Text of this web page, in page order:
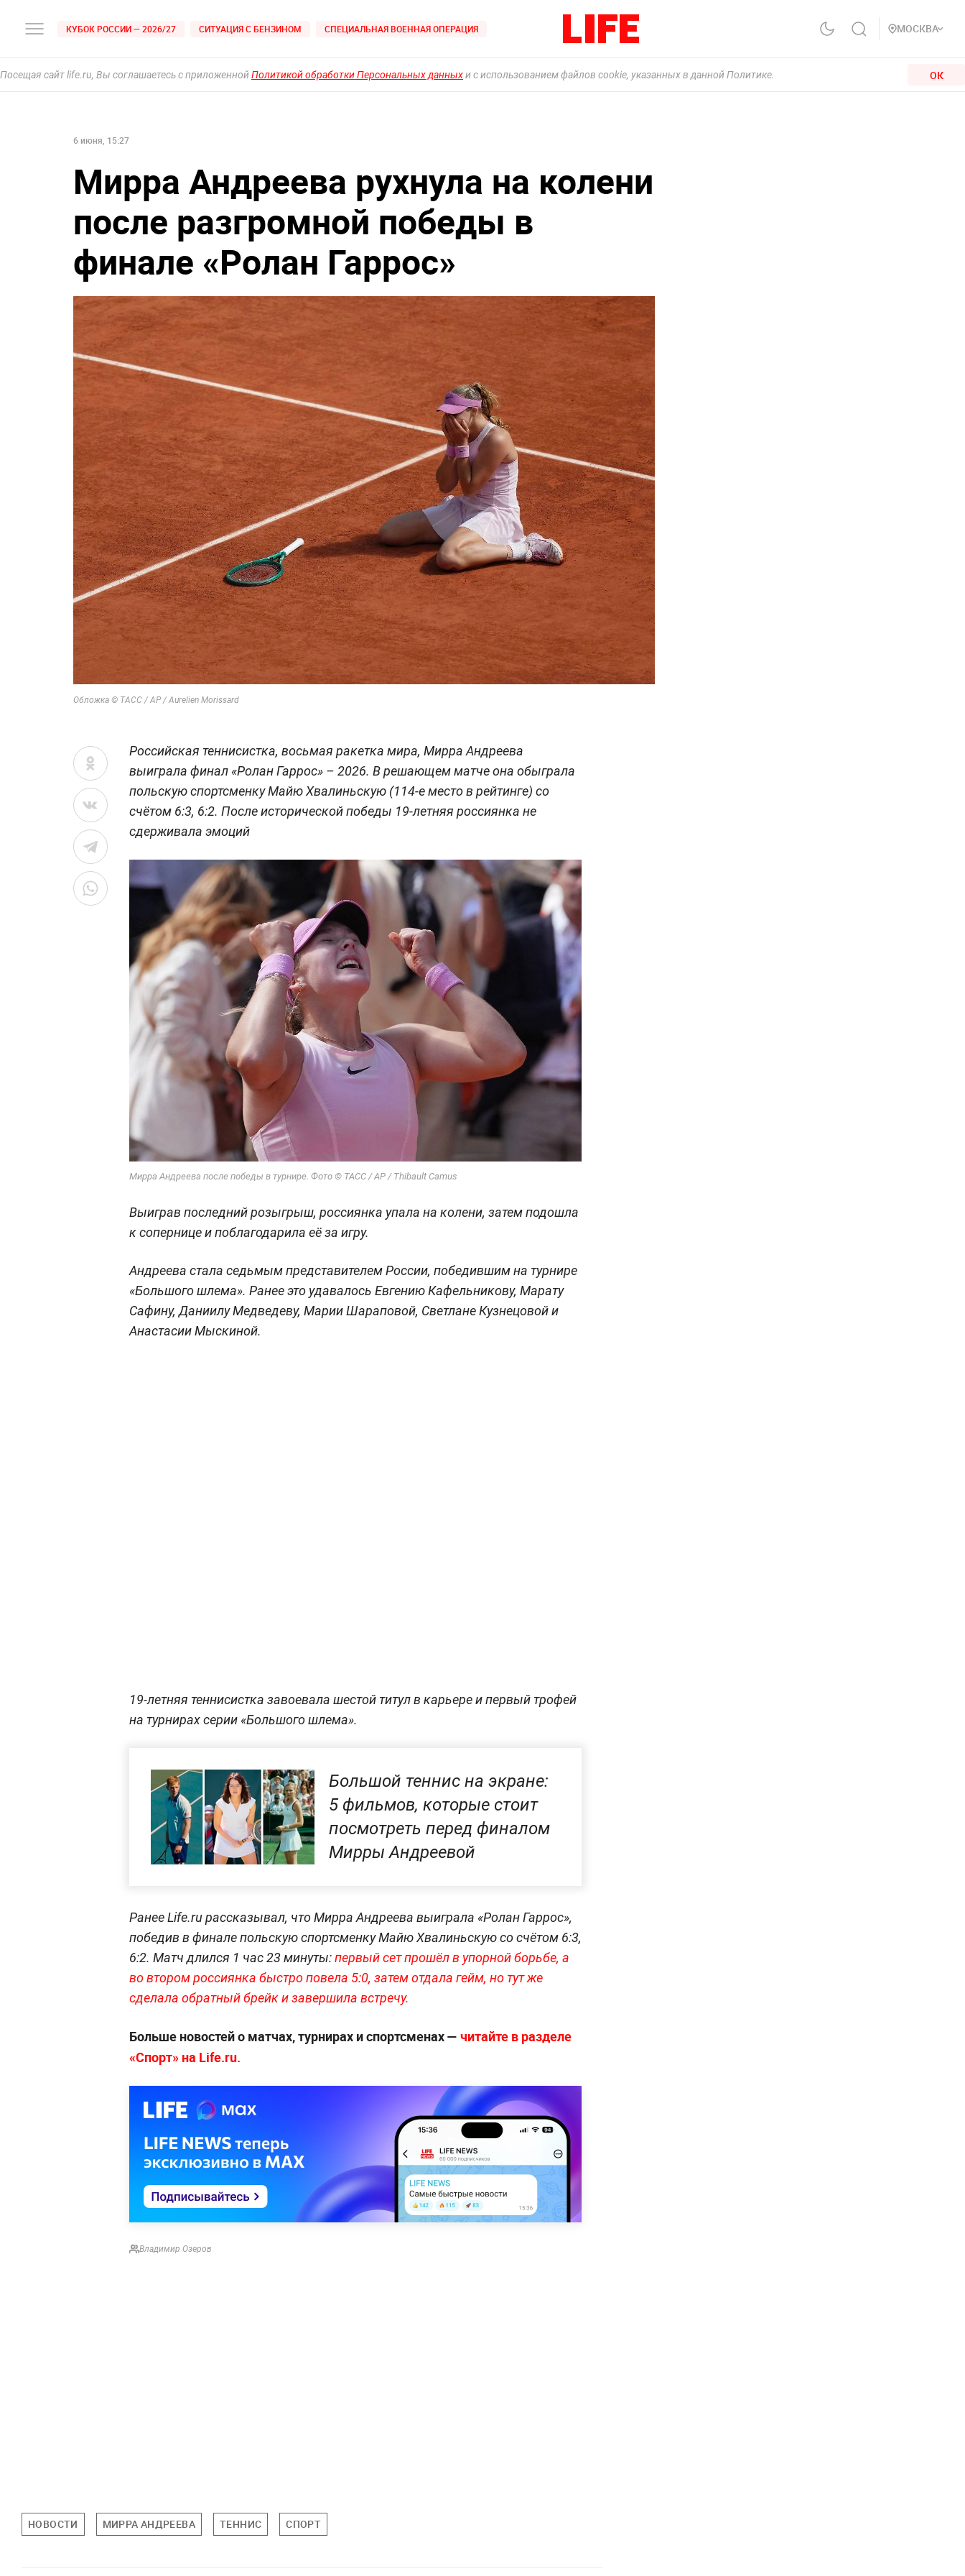
КУБОК РОССИИ — 2026/27 СИТУАЦИЯ С БЕНЗИНОМ СПЕЦИАЛЬНАЯ ВОЕННАЯ ОПЕРАЦИЯ МОСКВА
Посещая сайт life.ru, Вы соглашаетесь с приложеннойПолитикой обработки Персональных данныхи с использованием файлов cookie, указанных в данной Политике. ОК
6 июня, 15:27
Мирра Андреева рухнула на колени
после разгромной победы в
финале «Ролан Гаррос»
Обложка © ТАСС / AP / Aurelien Morissard
Российская теннисистка, восьмая ракетка мира, Мирра Андреева
выиграла финал «Ролан Гаррос» – 2026. В решающем матче она обыграла
польскую спортсменку Майю Хвалиньскую (114-е место в рейтинге) со
счётом 6:3, 6:2. После исторической победы 19-летняя россиянка не
сдерживала эмоций
Мирра Андреева после победы в турнире. Фото © ТАСС / AP / Thibault Camus
Выиграв последний розыгрыш, россиянка упала на колени, затем подошла
к сопернице и поблагодарила её за игру.
Андреева стала седьмым представителем России, победившим на турнире
«Большого шлема». Ранее это удавалось Евгению Кафельникову, Марату
Сафину, Даниилу Медведеву, Марии Шараповой, Светлане Кузнецовой и
Анастасии Мыскиной.
19-летняя теннисистка завоевала шестой титул в карьере и первый трофей
на турнирах серии «Большого шлема».
Большой теннис на экране:
5 фильмов, которые стоит
посмотреть перед финалом
Мирры Андреевой
Ранее Life.ru рассказывал, что Мирра Андреева выиграла «Ролан Гаррос»,
победив в финале польскую спортсменку Майю Хвалиньскую со счётом 6:3,
6:2. Матч длился 1 час 23 минуты:первый сет прошёл в упорной борьбе, а
во втором россиянка быстро повела 5:0, затем отдала гейм, но тут же
сделала обратный брейк и завершила встречу.
Больше новостей о матчах, турнирах и спортсменах — читайте в разделе
«Спорт» на Life.ru.
Владимир Озеров
НОВОСТИ МИРРА АНДРЕЕВА ТЕННИС СПОРТ